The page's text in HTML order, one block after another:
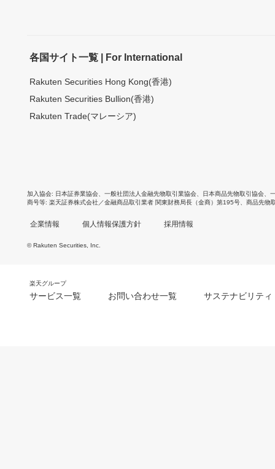
各国サイト一覧 | For International
Rakuten Securities Hong Kong(香港)
Rakuten Securities Bullion(香港)
Rakuten Trade(マレーシア)
加入協会 日本証券業協会 一般社団法人金融先物取引業協会 日本商品先物取引協会
商号等 楽天証券株式会社／金融商品取引業者 関東財務局長（金商）第195号、商品先物
企業情報 個人情報保護方針 採用情報
© Rakuten Securities, Inc.
楽天グループ
サービス一覧 お問い合わせ一覧 サステナビリティ